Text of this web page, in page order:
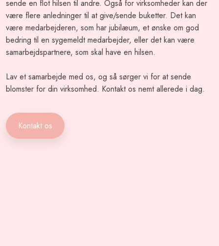
sende en flot hilsen til andre. Også for virksomheder kan der
være flere anledninger til at give/sende buketter. Det kan
være medarbejderen, som har jubilæum, et ønske om god
bedring til en sygemeldt medarbejder, eller det kan være
samarbejdspartnere, som skal have en hilsen.
Lav et samarbejde med os, og så sørger vi for at sende
blomster for din virksomhed. Kontakt os nemt allerede i dag.
Kontakt os